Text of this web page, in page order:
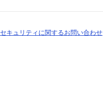
セキュリティに関するお問い合わせ